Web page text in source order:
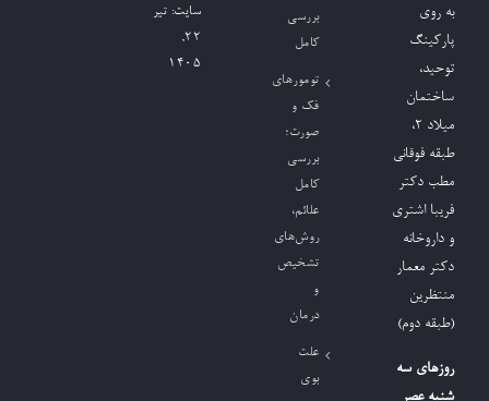
به روی
پارکینگ
توحید،
ساختمان
میلاد ٢،
طبقه فوقانی
مطب دکتر
فریبا اشتری
و داروخانه
دکتر معمار
منتظرین
(طبقه دوم)
روزهای سه
شنبه عصر
بررسی
کامل
تومورهای
فک و
صورت؛
بررسی
کامل
علائم،
روش‌های
تشخیص
و
درمان
علت
بوی
سایت: تیر
۲۲,
۱۴۰۵